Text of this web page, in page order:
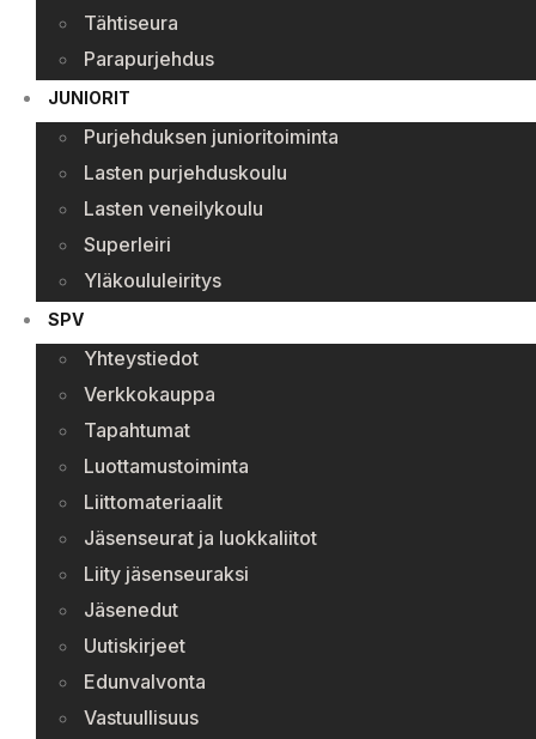
Tähtiseura
Parapurjehdus
JUNIORIT
Purjehduksen junioritoiminta
Lasten purjehduskoulu
Lasten veneilykoulu
Superleiri
Yläkoululeiritys
SPV
Yhteystiedot
Verkkokauppa
Tapahtumat
Luottamustoiminta
Liittomateriaalit
Jäsenseurat ja luokkaliitot
Liity jäsenseuraksi
Jäsenedut
Uutiskirjeet
Edunvalvonta
Vastuullisuus